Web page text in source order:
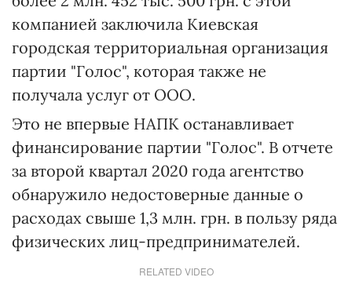
компанией заключила Киевская
городская территориальная организация
партии "Голос", которая также не
получала услуг от ООО.
Это не впервые НАПК останавливает
финансирование партии "Голос". В отчете
за второй квартал 2020 года агентство
обнаружило недостоверные данные о
расходах свыше 1,3 млн. грн. в пользу ряда
физических лиц-предпринимателей.
RELATED VIDEO